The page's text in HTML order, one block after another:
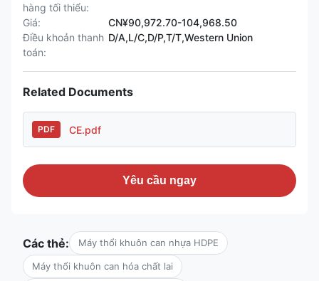
hàng tối thiểu:
Giá:
CN¥90,972.70-104,968.50
Điều khoản thanh
toán:
D/A,L/C,D/P,T/T,Western Union
Related Documents
PDF CE.pdf
Yêu cầu ngay
Các thẻ: Máy thổi khuôn can nhựa HDPE
Máy thổi khuôn can hóa chất lai